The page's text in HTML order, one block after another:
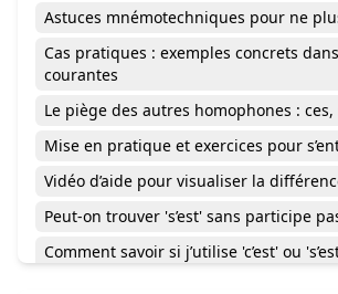
Astuces mnémotechniques pour ne
Cas pratiques : exemples concrets
courantes
Le piège des autres homophones : ces,
Mise en pratique et exercices pour
Vidéo d’aide pour visualiser la
Peut-on trouver 's’est' sans participe
Comment savoir si j’utilise 'c’est' ou